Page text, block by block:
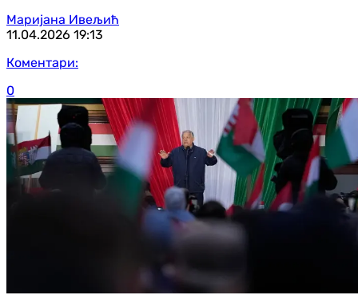
Маријана Ивељић
11.04.2026 19:13
Коментари:
0